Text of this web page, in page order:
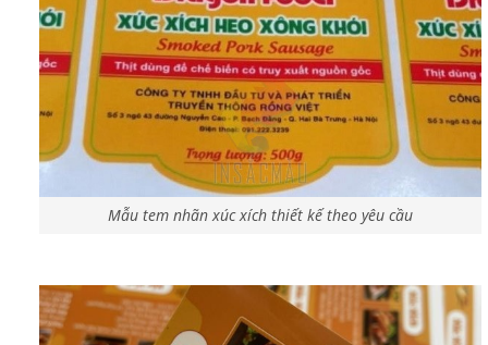
Mẫu tem nhãn xúc xích thiết kế theo yêu cầu